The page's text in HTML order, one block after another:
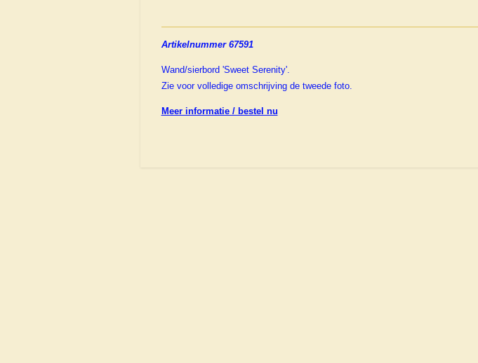
Artikelnummer 67591
Wand/sierbord 'Sweet Serenity'.
Zie voor volledige omschrijving de tweede foto.
Meer informatie / bestel nu